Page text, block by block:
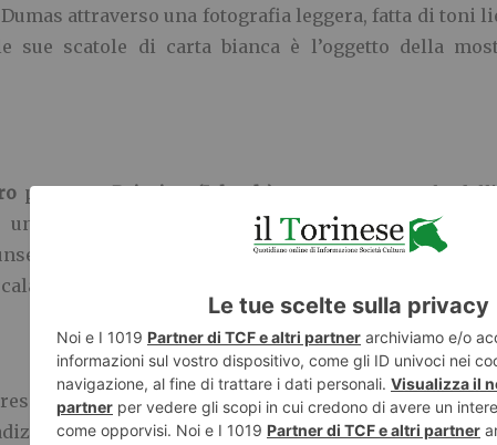
attraverso una fotografia leggera, fatta di toni
sue scatole di carta bianca è l’oggetto della
presentaPainting (Islands), mostra personale
una continuazione dei propri esperimenti
e un nuovo lavoro fotografico della serie
da alcuni dipinti “re-stretch” che compongono
After Dark, second personale diFrancesco
americana di Edward, Brett, Kim Weston,